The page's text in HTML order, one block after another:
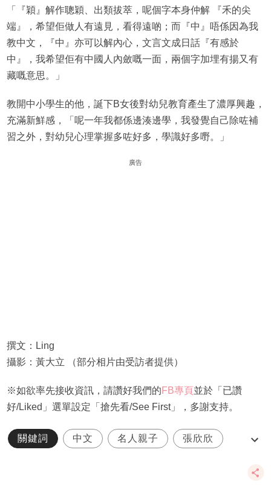
「『穎』解作聰穎、出類拔萃，呢個字本身仲解 『禾的尖
端』，希望佢做人有遠見，看得遠啲；而『中』唔係因為我
教中文，『中』亦可以解內心，文言文成日話『有感於
中』，我希望佢有中國人內斂嘅一面，兩個字加埋有揚又有
藏嘅意思。」
教開中小學生的他，誕下B女後對幼兒教育產生了濃厚興趣，
充滿新鮮感，「呢一年我都係邊湊邊學，我發覺自己除咗補
習之外，對幼兒心理掌握多咗好多，學識好多嘢。」
廣告
撰文：Ling
攝影：黃大立 （部分相片由受訪者提供）
※如欲率先接收資訊，請讚好我們的 FB專頁並於「已讚
好/Liked」選單設定「搶先看/See First」，多謝支持。
關鍵詞 中文 名人親子 張欣欣